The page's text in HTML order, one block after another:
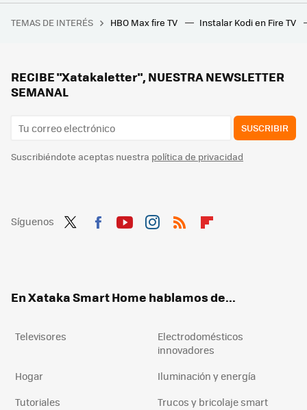
Si el WiFi no llega a una habitación, no es problema: así puedes conectar casi todos tus dispositivos con Ethernet
Si conectas el cable al cargador en lugar de conectarlo primero al iPhone, puedes tener un gran problema. Hasta la propia Apple recomienda hacerlo así
TEMAS DE INTERÉS HBO Max fire TV Instalar Kodi en Fire TV
RECIBE "Xatakaletter", NUESTRA NEWSLETTER
SEMANAL
SUSCRIBIR
Suscribiéndote aceptas nuestra política de privacidad
Síguenos
En Xataka Smart Home hablamos de...
Televisores
Electrodomésticos
innovadores
Hogar
Iluminación y energía
Tutoriales
Trucos y bricolaje smart